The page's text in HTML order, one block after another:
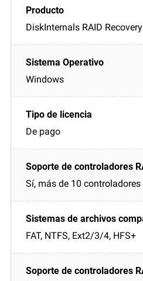
DiskInternals RAID Recovery
Windows
De pago
Sí, más de 10 controladores
FAT, NTFS, Ext2/3/4, HFS+